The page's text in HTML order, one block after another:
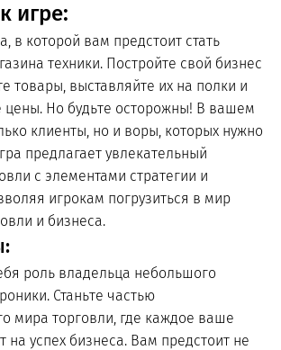
игре:
в которой вам предстоит стать
техники. Постройте свой бизнес
товары, выставляйте их на полки и
цены. Но будьте осторожны! В вашем
клиенты, но и воры, которых нужно
предлагает увлекательный
с элементами стратегии и
игрокам погрузиться в мир
и бизнеса.
роль владельца небольшого
Станьте частью
мира торговли, где каждое ваше
на успех бизнеса. Вам предстоит не